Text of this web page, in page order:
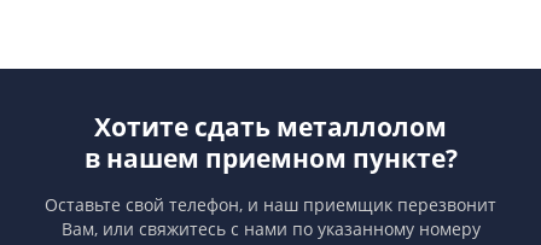
Хотите сдать металлолом
в нашем приемном пункте?
Оставьте свой телефон, и наш приемщик перезвонит
Вам, или свяжитесь с нами по указанному номеру